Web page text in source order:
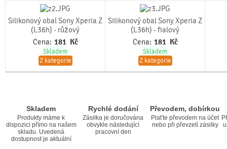
Silikonový obal Sony Xperia Z
(L36h) - růžový
Cena: 181 Kč
Skladem
Z kategorie
Silikonový obal Sony Xperia Z
(L36h) - fialový
Cena: 181 Kč
Skladem
Z kategorie
Skladem
Produkty máme k
dispozici přímo na našem
skladu. Uvedená
dostupnost je aktuální
Rychlé dodání
Zásilka je doručována
obvykle následující
pracovní den
Převodem, dobírkou
Plaťte převodem na účet
nebo při převzetí zásilky